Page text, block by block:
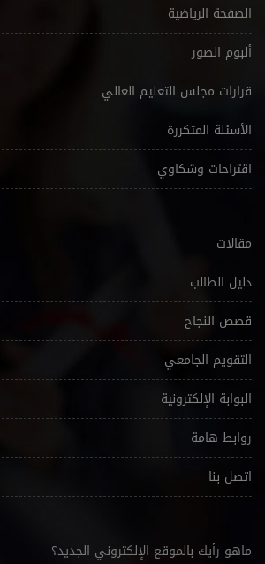
الصفحة الرياضية
ألبوم الصور
قرارات مجلس التعليم العالي
الأسئلة المتكررة
اقتراحات وشكاوي
مقالات
دليل الطالب
قصص النجاح
التقويم الجامعي
البوابة الإلكترونية
روابط هامة
اتصل بنا
ماهو رأيك بالموقع الإلكتروني الجديد؟